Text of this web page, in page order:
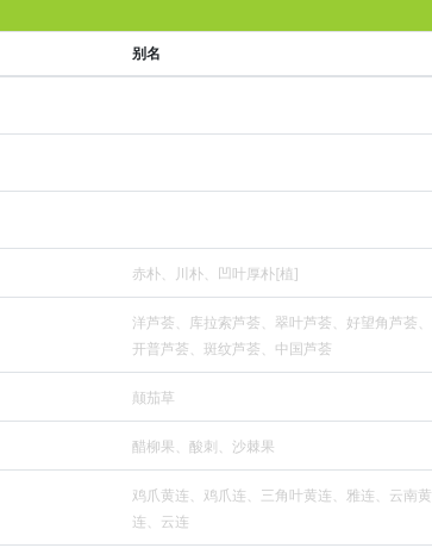
别名
赤朴、川朴、凹叶厚朴[植]
洋芦荟、库拉索芦荟、翠叶芦荟、好望角芦荟、
开普芦荟、斑纹芦荟、中国芦荟
颠茄草
醋柳果、酸刺、沙棘果
鸡爪黄连、鸡爪连、三角叶黄连、雅连、云南黄
连、云连